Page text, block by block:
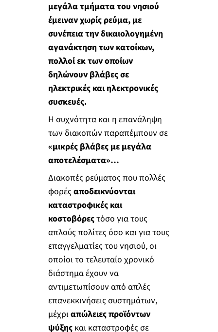
μεγάλα τμήματα του νησιού
έμειναν χωρίς ρεύμα, με
συνέπεια την δικαιολογημένη
αγανάκτηση των κατοίκων,
πολλοί εκ των οποίων
δηλώνουν βλάβες σε
ηλεκτρικές και ηλεκτρονικές
συσκευές.
Η συχνότητα και η επανάληψη
των διακοπών παραπέμπουν σε
«μικρές βλάβες με μεγάλα
αποτελέσματα»…
Διακοπές ρεύματος που πολλές
φορές αποδεικνύονται
καταστροφικές και
κοστοβόρεςτόσο για τους
απλούς πολίτες όσο και για τους
επαγγελματίες του νησιού, οι
οποίοι το τελευταίο χρονικό
διάστημα έχουν να
αντιμετωπίσουν από απλές
επανεκκινήσεις συστημάτων,
μέχριαπώλειες προϊόντων
ψύξηςκαι καταστροφές σε